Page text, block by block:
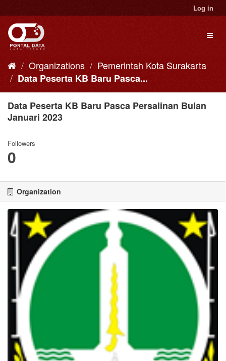
to
content
Log in
Organizations
Pemerintah Kota Surakarta
Data Peserta KB Baru Pasca...
Data Peserta KB Baru Pasca Persalinan Bulan
Januari 2023
Followers
0
Organization